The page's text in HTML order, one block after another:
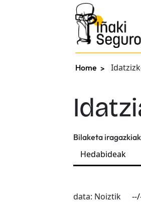
Home
Bilaketa iragazkiak
data: Noiztik